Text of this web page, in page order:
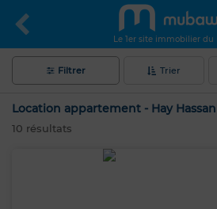
Le 1er site immobilier du
Filtrer Trier
Location appartement - Hay
10 résultats